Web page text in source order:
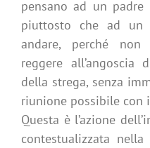
pensano ad un
piuttosto che ad
andare, perché
reggere
della strega, senza
riunione possibile con
Questa è l’azione
contestualizzata